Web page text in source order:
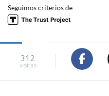
Seguimos criterios de
312
visitas